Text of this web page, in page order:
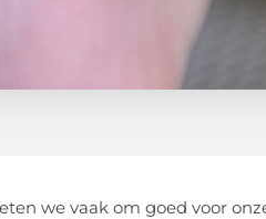
we vaak om goed voor